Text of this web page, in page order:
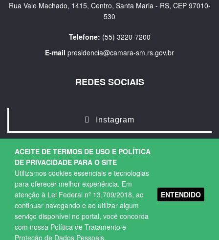
ACEITE DE TERMOS DE USO E POLÍTICA
DE PRIVACIDADE PARA O SITE
Utilizamos cookies essenciais e tecnologias
para oferecer melhor experiência. Em
atenção à Lei Federal nº 13.709/2018, ao
continuar navegando e ao utilizar algum
serviço disponível no portal, você concorda
com nossa Política de Tratamento e
Proteção de Dados Pessoais.
ENTENDIDO
Rua Vale Machado, 1415, Centro, Santa Maria - RS, CEP 97010-
530
Telefone: (55) 3220-7200
E-mail presidencia@camara-sm.rs.gov.br
REDES SOCIAIS
Instagram
Copyright © 2026. Todos os direitos Reservados.
Política de Privacidade |Termos de Uso